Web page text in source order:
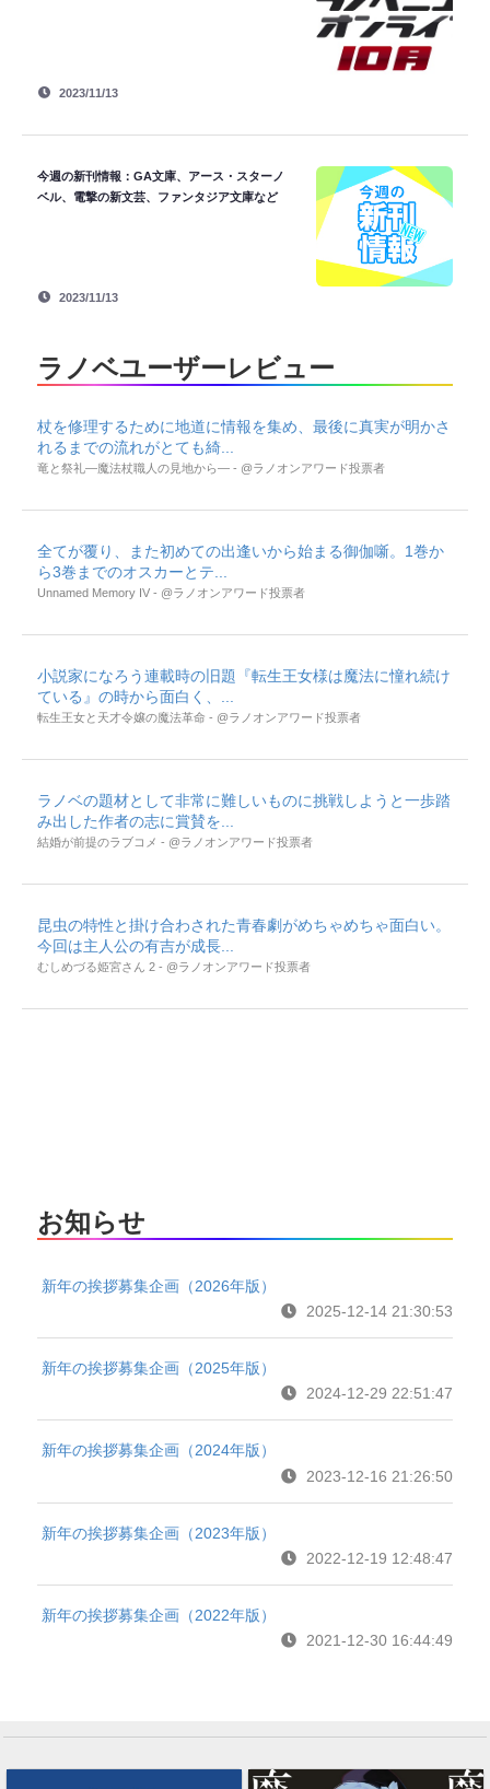
2023/11/13
今週の新刊情報：GA文庫、アース・スターノ
ベル、電撃の新文芸、ファンタジア文庫など
2023/11/13
ラノベユーザーレビュー
杖を修理するために地道に情報を集め、最後に真実が明かさ
れるまでの流れがとても綺...
竜と祭礼―魔法杖職人の見地から― - @ラノオンアワード投票者
全てが覆り、また初めての出逢いから始まる御伽噺。1巻か
ら3巻までのオスカーとテ...
Unnamed Memory IV - @ラノオンアワード投票者
小説家になろう連載時の旧題『転生王女様は魔法に憧れ続け
ている』の時から面白く、...
転生王女と天才令嬢の魔法革命 - @ラノオンアワード投票者
ラノベの題材として非常に難しいものに挑戦しようと一歩踏
み出した作者の志に賞賛を...
結婚が前提のラブコメ - @ラノオンアワード投票者
昆虫の特性と掛け合わされた青春劇がめちゃめちゃ面白い。
今回は主人公の有吉が成長...
むしめづる姫宮さん 2 - @ラノオンアワード投票者
お知らせ
新年の挨拶募集企画（2026年版）
2025-12-14 21:30:53
新年の挨拶募集企画（2025年版）
2024-12-29 22:51:47
新年の挨拶募集企画（2024年版）
2023-12-16 21:26:50
新年の挨拶募集企画（2023年版）
2022-12-19 12:48:47
新年の挨拶募集企画（2022年版）
2021-12-30 16:44:49